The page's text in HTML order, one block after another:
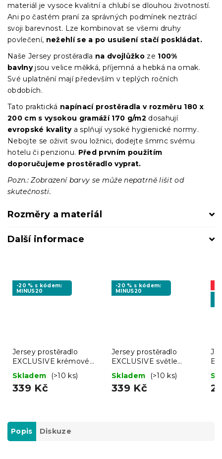
materiál je vysoce kvalitní a chlubí se dlouhou životností.
Ani po častém praní za správných podmínek neztrácí
svoji barevnost. Lze kombinovat se všemi druhy
povlečení, nežehlí se a po usušení stačí poskládat.
Naše Jersey prostěradla na dvojlůžko ze 100%
bavlnyjsou velice měkká, příjemná a hebká na omak.
Své uplatnění mají především v teplých ročních
obdobích.
Tato praktická napínací prostěradla v rozměru 180 x
200 cm s vysokou gramáží 170 g/m2 dosahují
evropské kvalitya splňují vysoké hygienické normy.
Nebojte se oživit svou ložnici, dodejte šmrnc svému
hotelu či penzionu. Před prvním použitím
doporučujeme prostěradlo vyprat.
Pozn.: Zobrazení barvy se může nepatrně lišit od
skutečnosti.
Rozměry a materiál
Další informace
-20 % s kódem:
MINUS20
Jersey prostěradlo
EXCLUSIVE krémové
180 x 200 cm
Skladem (>10 ks)
339 Kč
-20 % s kódem:
MINUS20
Jersey prostěradlo
EXCLUSIVE světle
fialové 180 x 200 cm
Skladem (>10 ks)
339 Kč
Popis Diskuze